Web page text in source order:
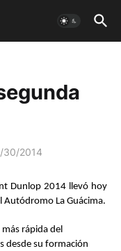
30/2014
Dunlop 2014 llevó hoy
Autódromo La Guácima.
más rápida del
desde su formación